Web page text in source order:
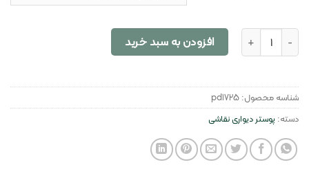
پوستر دیواری نقاشی گل و پرنده بنفش و زرد نگاره-کدpd1725 عدد
افزودن به سبد خرید
شناسه محصول:pd1725
دسته: پوستر دیواری نقاشی